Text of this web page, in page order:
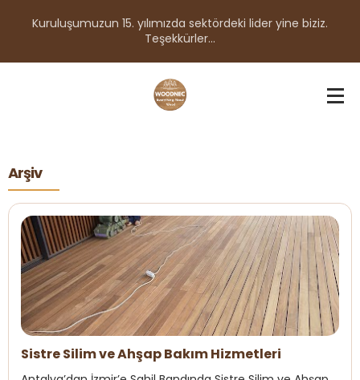
Kuruluşumuzun 15. yılımızda sektördeki lider yine biziz.
Teşekkürler...
Arşiv
Sistre Silim ve Ahşap Bakım Hizmetleri